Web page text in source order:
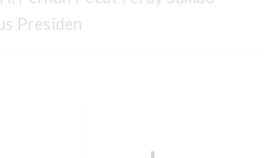
Presiden